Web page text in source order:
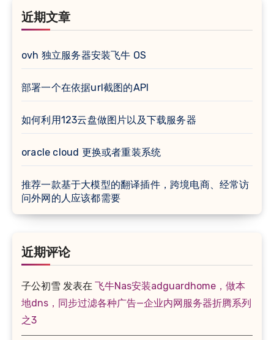
近期文章
ovh 独立服务器安装飞牛 OS
部署一个在依据url截图的API
如何利用123云盘做图片以及下载服务器
oracle cloud 更换或者重装系统
推荐一款基于大模型的翻译插件，跨境电商、经常访
问外网的人应该都需要
近期评论
子公初雪 发表在 飞牛Nas安装adguardhome，做本
地dns，同步过滤各种广告—企业内网服务器折腾系列
之3